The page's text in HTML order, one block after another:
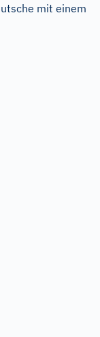
mit einem